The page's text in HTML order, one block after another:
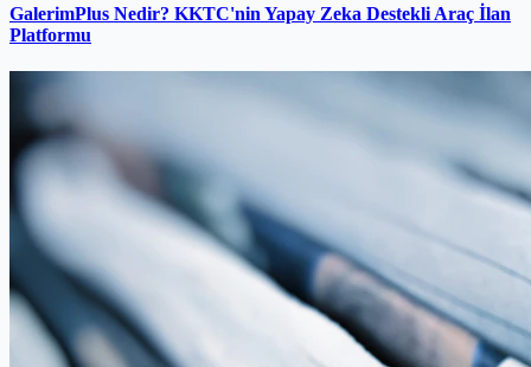
GalerimPlus Nedir? KKTC'nin Yapay Zeka Destekli Araç İlan
Platformu